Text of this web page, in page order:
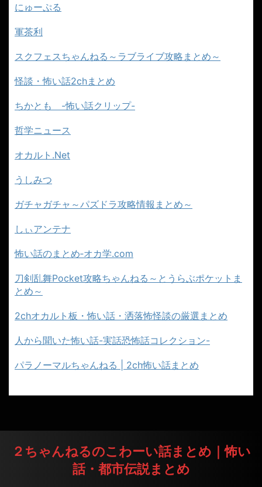
にゅーぷる
軍茶利
スクフェスちゃんねる～ラブライブ攻略まとめ～
怪談・怖い話2chまとめ
ちかとも -怖い話クリップ-
哲学ニュース
オカルト.Net
うしみつ
ガチャガチャ～パズドラ攻略情報まとめ～
しぃアンテナ
怖い話のまとめ‐オカ学.com
刀剣乱舞Pocket攻略ちゃんねる～とうらぶポケットま
とめ～
2chオカルト板・怖い話・洒落怖怪談の厳選まとめ
人から聞いた怖い話-実話恐怖話コレクション-
パラノーマルちゃんねる | 2ch怖い話まとめ
２ちゃんねるのこわーい話まとめ｜怖い
話・都市伝説まとめ